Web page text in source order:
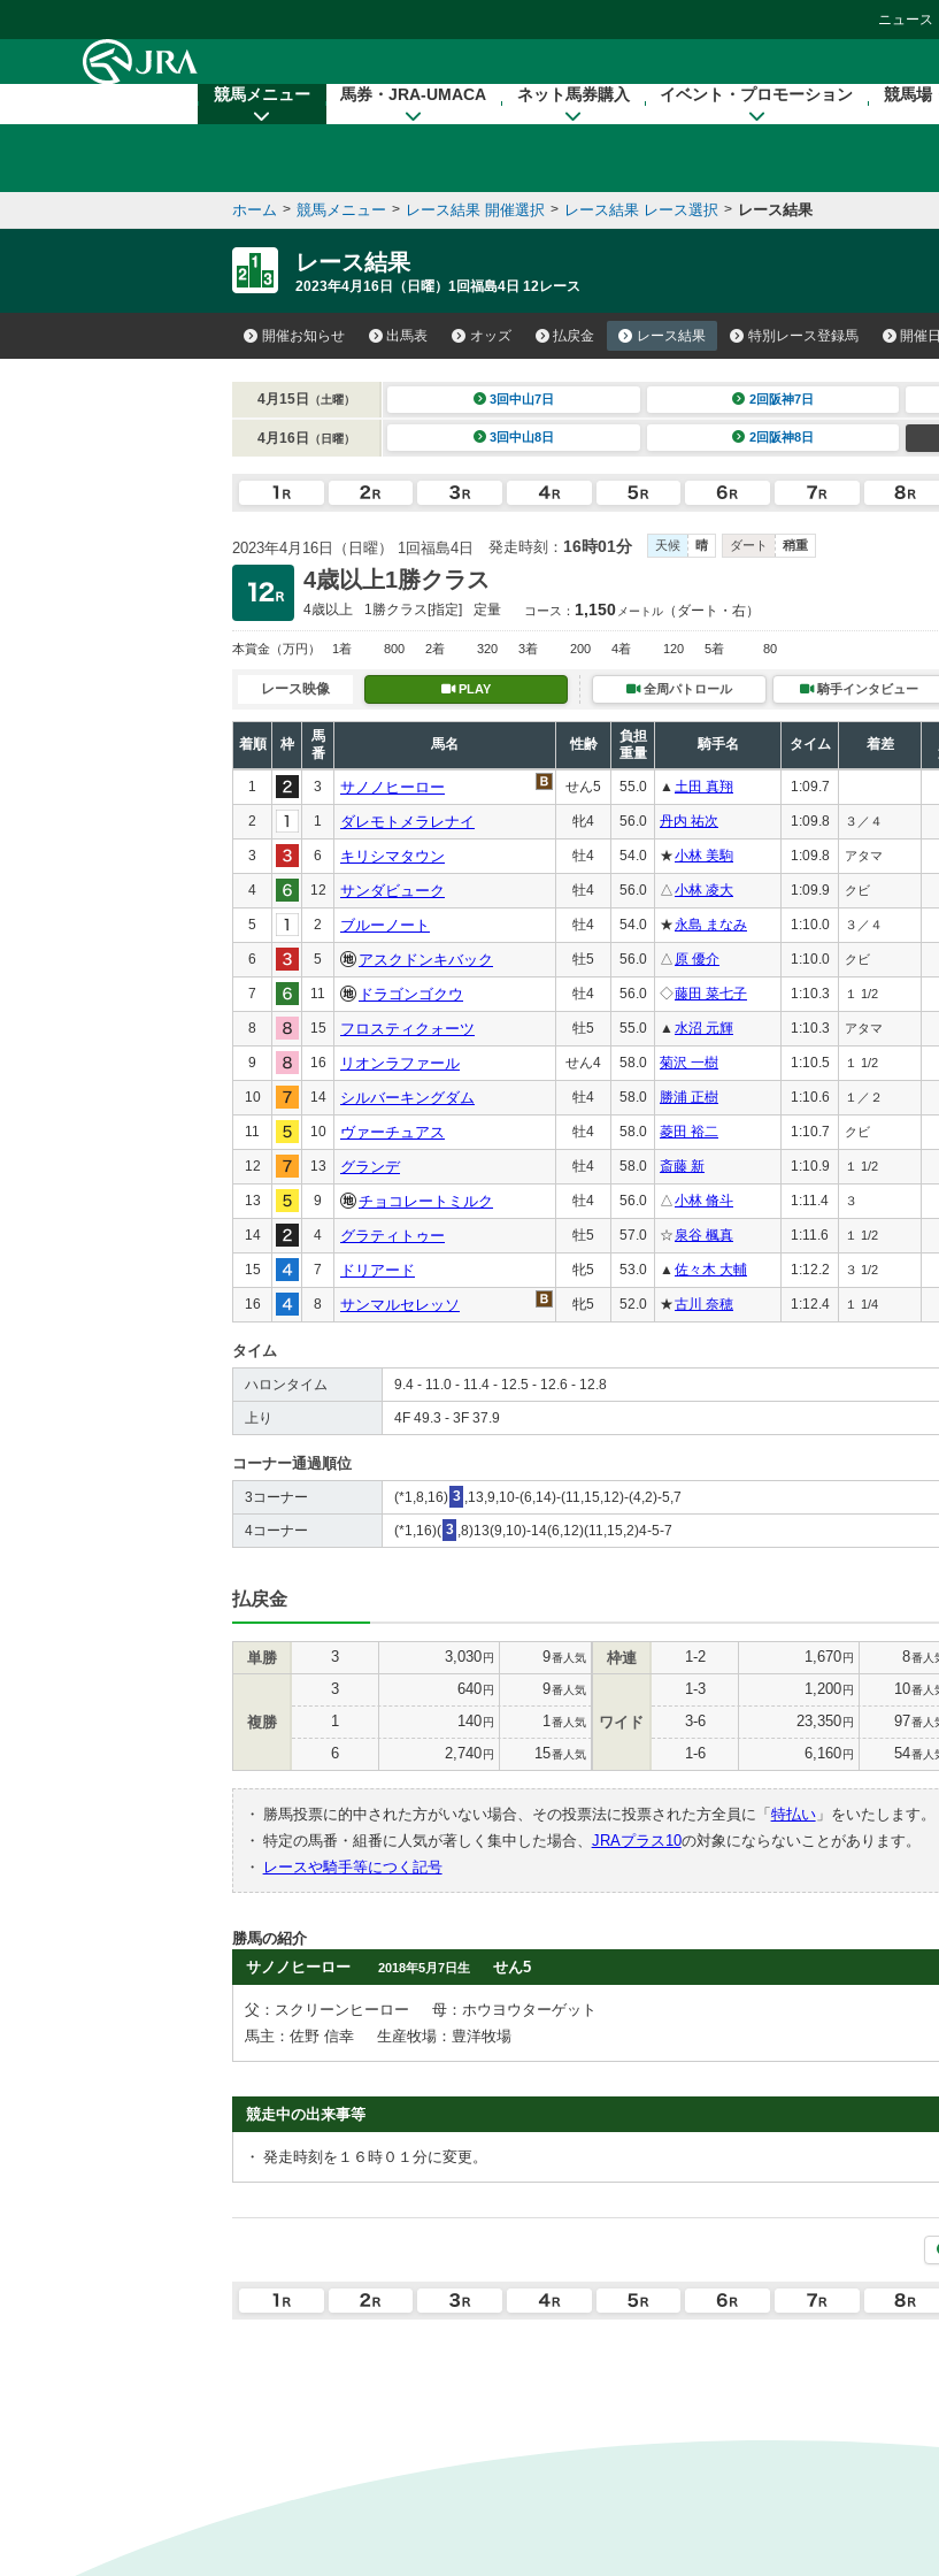
ニュース
競馬メニュー 馬券・JRA-UMACA ネット馬券購入 イベント・プロモーション 競馬場
ホーム > 競馬メニュー > レース結果 開催選択 > レース結果 レース選択 > レース結果
レース結果
2023年4月16日（日曜）1回福島4日 12レース
開催お知らせ 出馬表 オッズ 払戻金 レース結果 特別レース登録馬 開催
4月15日 （土曜） 3回中山7日 2回阪神7日
4月16日 （日曜） 3回中山8日 2回阪神8日
2023年4月16日（日曜） 1回福島4日 発走時刻： 16時01分 天候 晴 ダート 稍重
4歳以上1勝クラス
4歳以上 1勝クラス[指定] 定量 コース： 1,150 メートル （ダート・右）
本賞金 （万円） 1着 800 2着 320 3着 200 4着 120 5着 80
レース映像 PLAY 全周パトロール 騎手インタビュー
着順 枠
馬
番
馬名 性齢
負担
重量
騎手名 タイム 着差
1 3 サノノヒーロー せん5 55.0 ▲ 土田 真翔 1:09.7
2 1 ダレモトメラレナイ 牝4 56.0 丹内 祐次 1:09.8 ３／４
3 6 キリシマタウン 牡4 54.0 ★小林 美駒 1:09.8 アタマ
4 12 サンダビューク 牡4 56.0 △小林 凌大 1:09.9 クビ
5 2 ブルーノート 牡4 54.0 ★永島 まなみ 1:10.0 ３／４
6 5 アスクドンキバック 牡5 56.0 △ 原 優介 1:10.0 クビ
7 11 ドラゴンゴクウ 牡4 56.0 ◇藤田 菜七子 1:10.3 １ 1/2
8 15 フロスティクォーツ 牡5 55.0 ▲ 水沼 元輝 1:10.3 アタマ
9 16 リオンラファール せん4 58.0 菊沢 一樹 1:10.5 １ 1/2
10 14 シルバーキングダム 牡4 58.0 勝浦 正樹 1:10.6 １／２
11 10 ヴァーチュアス 牡4 58.0 菱田 裕二 1:10.7 クビ
12 13 グランデ 牡4 58.0 斎藤 新 1:10.9 １ 1/2
13 9 チョコレートミルク 牡4 56.0 △小林 脩斗 1:11.4 ３
14 4 グラティトゥー 牡5 57.0 ☆ 泉谷 楓真 1:11.6 １ 1/2
15 7 ドリアード 牝5 53.0 ▲ 佐々木 大輔 1:12.2 ３ 1/2
16 8 サンマルセレッソ 牝5 52.0 ★古川 奈穂 1:12.4 １ 1/4
タイム
ハロンタイム 9.4 - 11.0 - 11.4 - 12.5 - 12.6 - 12.8
上り 4F 49.3 - 3F 37.9
コーナー通過順位
3コーナー (*1,8,16) 3 ,13,9,10-(6,14)-(11,15,12)-(4,2)-5,7
4コーナー (*1,16)( 3 ,8)13(9,10)-14(6,12)(11,15,2)4-5-7
払戻金
単勝 3 3,030円 9番人気
複勝
3 640円 9番人気
1 140円 1 番人気
6 2,740円 15番人気
枠連 1-2 1,670円 8番人
ワイド
1-3 1,200円 10番人
3-6 23,350円 97番人
1-6 6,160円 54番人
・ 勝馬投票に的中された方がいない場合、その投票法に投票された方全員に「 特払い」をいたします。
・ 特定の馬番・組番に人気が著しく集中した場合、 JRAプラス10の対象にならないことがあります。
・
レースや騎手等につく記号
勝馬の紹介
サノノヒーロー
2018年5月7日生 せん5
父：スクリーンヒーロー
母：ホウヨウターゲット
馬主：佐野 信幸
生産牧場：豊洋牧場
競走中の出来事等
・ 発走時刻を１６時０１分に変更。